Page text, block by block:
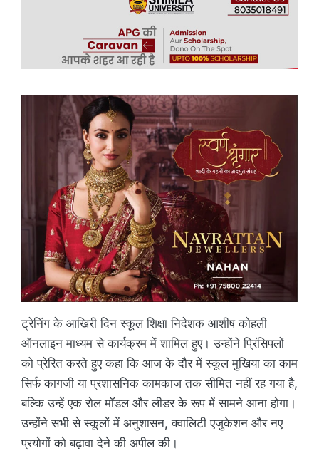
ट्रेनिंग के आखिरी दिन स्कूल शिक्षा निदेशक आशीष कोहली
ऑनलाइन माध्यम से कार्यक्रम में शामिल हुए। उन्होंने प्रिंसिपलों
को प्रेरित करते हुए कहा कि आज के दौर में स्कूल मुखिया का काम
सिर्फ कागजी या प्रशासनिक कामकाज तक सीमित नहीं रह गया है,
बल्कि उन्हें एक रोल मॉडल और लीडर के रूप में सामने आना होगा।
उन्होंने सभी से स्कूलों में अनुशासन, क्वालिटी एजुकेशन और नए
प्रयोगों को बढ़ावा देने की अपील की।